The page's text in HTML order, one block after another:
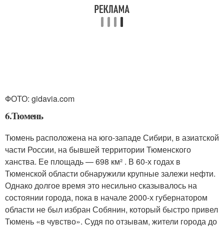
ФОТО: gidavia.com
6.Тюмень
Тюмень расположена на юго-западе Сибири, в азиатской
части России, на бывшей территории Тюменского
ханства. Ее площадь — 698 км² . В 60-х годах в
Тюменской области обнаружили крупные залежи нефти.
Однако долгое время это несильно сказывалось на
состоянии города, пока в начале 2000-х губернатором
области не был избран Собянин, который быстро привел
Тюмень «в чувство». Судя по отзывам, жители города до